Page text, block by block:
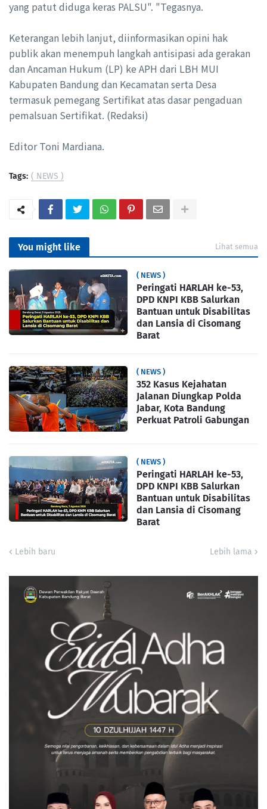
yang patut diduga keras PALSU". "Tegasnya.
Keterangan lebih lanjut, diinformasikan opini hak
publik akan menempuh langkah antisipasi ada gerakan
dan Ancaman Hukum (LP) ke APH dari LBH MUI
Kabupaten Bandung dan Kecamatan serta Desa
termasuk pemegang Sertifikat atas dasar pengaduan
pemalsuan Sertifikat. (Redaksi)
Editor Toni Mardiana.
Tags: ( NEWS )
You might like Lihat semua
( NEWS )
Peringati HARLAH ke-53,
DPD KNPI KBB Salurkan
Bantuan untuk Disabilitas
dan Lansia di Cisomang
Barat
( NEWS )
352 Kasus Kejahatan
Jalanan Diungkap Polda
Jabar, Kota Bandung
Perkuat Patroli Gabungan
( NEWS )
Peringati HARLAH ke-53,
DPD KNPI KBB Salurkan
Bantuan untuk Disabilitas
dan Lansia di Cisomang
Barat
Lebih baru Lebih lama